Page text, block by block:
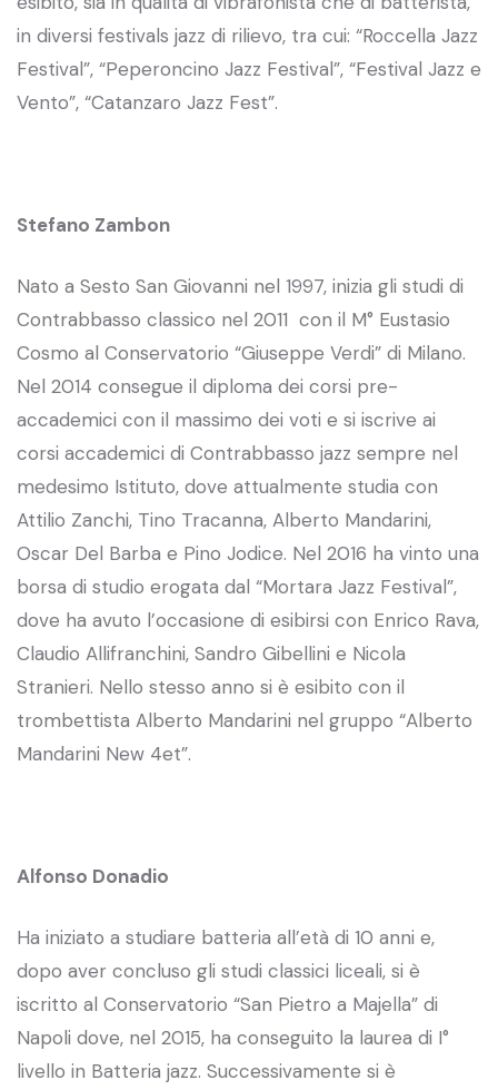
in diversi festivals jazz di rilievo, tra cui: “Roccella Jazz
Festival”, “Peperoncino Jazz Festival”, “Festival Jazz e
Vento”, “Catanzaro Jazz Fest”.
Stefano Zambon
Nato a Sesto San Giovanni nel 1997, inizia gli studi di
Contrabbasso classico nel 2011 con il M° Eustasio
Cosmo al Conservatorio “Giuseppe Verdi” di Milano.
Nel 2014 consegue il diploma dei corsi pre-
accademici con il massimo dei voti e si iscrive ai
corsi accademici di Contrabbasso jazz sempre nel
medesimo Istituto, dove attualmente studia con
Attilio Zanchi, Tino Tracanna, Alberto Mandarini,
Oscar Del Barba e Pino Jodice. Nel 2016 ha vinto una
borsa di studio erogata dal “Mortara Jazz Festival”,
dove ha avuto l’occasione di esibirsi con Enrico Rava,
Claudio Allifranchini, Sandro Gibellini e Nicola
Stranieri. Nello stesso anno si è esibito con il
trombettista Alberto Mandarini nel gruppo “Alberto
Mandarini New 4et”.
Alfonso Donadio
Ha iniziato a studiare batteria all’età di 10 anni e,
dopo aver concluso gli studi classici liceali, si è
iscritto al Conservatorio “San Pietro a Majella” di
Napoli dove, nel 2015, ha conseguito la laurea di I°
livello in Batteria jazz. Successivamente si è